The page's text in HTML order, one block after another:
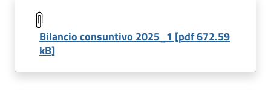
Bilancio consuntivo 2025_1 [pdf 672.59
kB]